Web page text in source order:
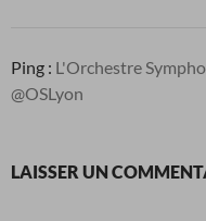
Ping : L'Orchestre
@OSLyon
LAISSER UN